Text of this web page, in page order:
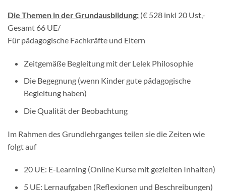
Die Themen in der Grundausbildung: (€ 528 inkl 20 Ust,-
Gesamt 66 UE/
Für pädagogische Fachkräfte und Eltern
Zeitgemäße Begleitung mit der Lelek Philosophie
Die Begegnung (wenn Kinder gute pädagogische
Begleitung haben)
Die Qualität der Beobachtung
Im Rahmen des Grundlehrganges teilen sie die Zeiten wie
folgt auf
20 UE: E-Learning (Online Kurse mit gezielten Inhalten)
5 UE: Lernaufgaben (Reflexionen und Beschreibungen)